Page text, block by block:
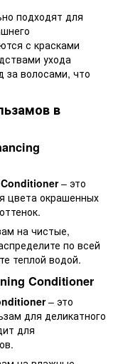
подходят для
с красками
ухода
за волосами, что
в
– это
цвета окрашенных
на чистые,
по всей
теплой водой.
Conditioner
– это
для деликатного
для